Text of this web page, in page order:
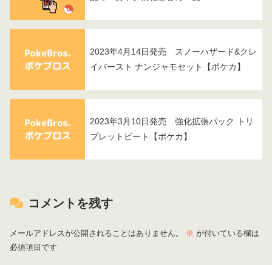
2023年4月14日発売 スノーハザード&クレ
イバースト ナンジャモセット【ポケカ】
2023年3月10日発売 強化拡張パック トリ
プレットビート【ポケカ】
コメントを残す
メールアドレスが公開されることはありません。 ※ が付いている欄は
必須項目です